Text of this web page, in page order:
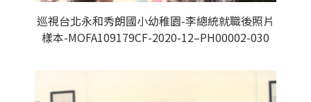
巡視台北永和秀朗國小幼稚園-李總統就職後照片
樣本-MOFA109179CF-2020-12–PH00002-030